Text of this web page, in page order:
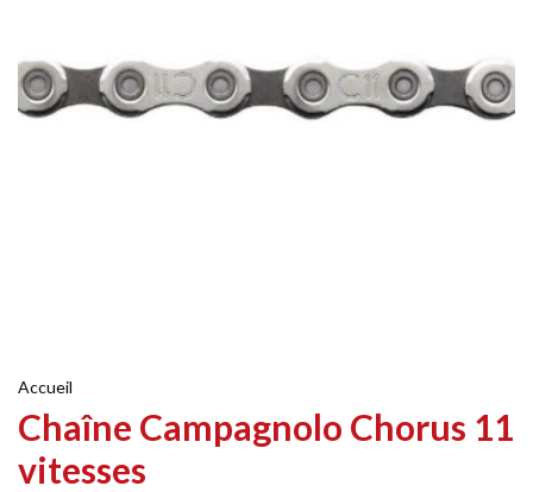
Accueil
Chaîne Campagnolo Chorus 11
vitesses